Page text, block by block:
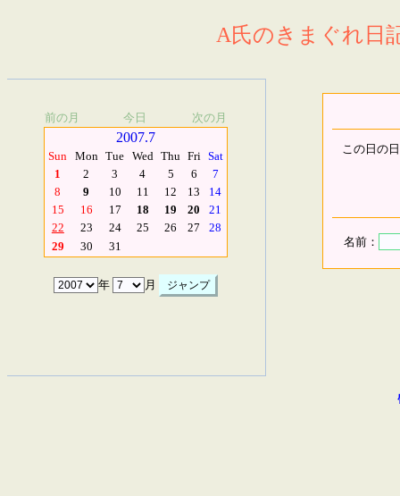
A氏のきまぐれ日
前の月 今日 次の月
2007.7
Sun Mon Tue Wed Thu Fri Sat
1
2 3 4 5 6
7
8
9 10 11 12 13
14
15
16 17 18 19 20
21
22
23 24 25 26 27
28
29
30 31
年 月
この日の
名前：